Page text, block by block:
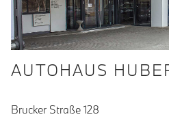
AUTOHAUS
Brucker Straße 128